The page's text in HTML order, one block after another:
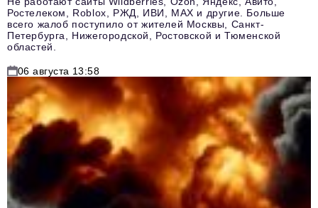
Ростелеком, Roblox, РЖД, ИВИ, MAX и другие. Больше
всего жалоб поступило от жителей Москвы, Санкт-
Петербурга, Нижегородской, Ростовской и Тюменской
областей.
06 августа 13:58